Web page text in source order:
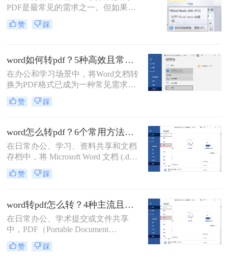
业形象大打折扣。那么word转pdf排版
错位怎么办？本文结合多年办公实战
经验，整理出5种经过验证的有效方
PDF是最常见的需求之一。但如果你
手头有几十个甚至上百个Word文件需
要逐一转换，手动操作无疑会消耗大
高效方法，涵盖办公软件自带功能、
专业转换工具、在线服务以及编程脚
本。每个方法都包含完整操作步骤、
实际需求选择最合适的方案。
赞 踩
word如何转pdf？5种高效且常用方法详解！
在办公和学习场景中，将Word文档转
换为PDF格式已成为一种常见需求。
PDF格式因其兼容性强、排版稳定、
安全性高等特点，能够有效避免因设
错乱问题。那么word如何转pdf呢？本
文将详细介绍5种高效且常用的Word
转PDF方法，帮助用户根据实际需求
选择最合适的方式。
赞 踩
word怎么转pdf？6个常用方法详解！
在日常办公、学习、资料共享和文档
存档中，将 Microsoft Word 文档 (.doc,
.docx) 转换为 PDF (Portable Document
Format) 格式是一项非常普遍且重要的
强、排版固定、易于打印、文件大小
相对可控以及良好的安全性而广受欢
迎。那么word怎么转pdf呢？本文将详
细介绍几种最常用、最便捷的 Word
转 PDF 方法，帮助你轻松应对各种转
换场景。
赞 踩
word转pdf怎么转？4种主流且高效方法详解！
在日常办公、学术提交或文件共享
中，PDF（Portable Document
Format，便携式文档格式）因其卓越
的跨平台一致性、不易编辑的特性和
赞 踩